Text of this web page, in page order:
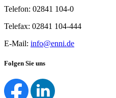
Telefon: 02841 104-0
Telefax: 02841 104-444
E-Mail: info@enni.de
Folgen Sie uns